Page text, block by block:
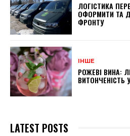
ЛОГІСТИКА
ОФОРМИТИ ТА
ФРОНТУ
ІНШЕ
РОЖЕВІ ВИНА:
ВИТОНЧЕНІСТЬ
LATEST POSTS